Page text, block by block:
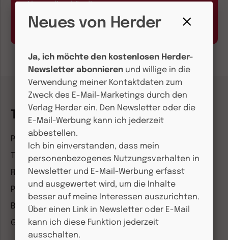
Hier geht’s zum Formular
Themenwelten
Pädagogik & Kinderbuch
Theologie & Pastoral
Religion & Spiritualität
Politik & Wirtschaft
Besser leben
Geschichte & Wissen
schließen
Neues von Herder
Ja, ich möchte den kostenlosen Herder-
Newsletter abonnieren und willige in die
Verwendung meiner Kontaktdaten zum
Zweck des E-Mail-Marketings durch den
Verlag Herder ein. Den Newsletter oder die
E-Mail-Werbung kann ich jederzeit
abbestellen.
Ich bin einverstanden, dass mein
personenbezogenes Nutzungsverhalten in
Newsletter und E-Mail-Werbung erfasst
und ausgewertet wird, um die Inhalte
besser auf meine Interessen auszurichten.
Über einen Link in Newsletter oder E-Mail
kann ich diese Funktion jederzeit
ausschalten.